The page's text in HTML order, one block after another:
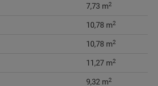
7,73 m2
10,78 m2
10,78 m2
11,27 m2
9,32 m2